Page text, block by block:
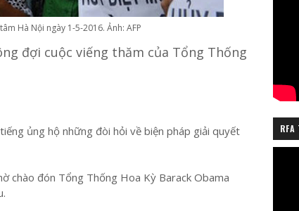
Hà Nội ngày 1-5-2016. Ảnh: AFP
đợi cuộc viếng thăm của Tổng Thống
ủng hộ những đòi hỏi về biện pháp giải quyết
chào đón Tổng Thống Hoa Kỳ Barack Obama
RFA